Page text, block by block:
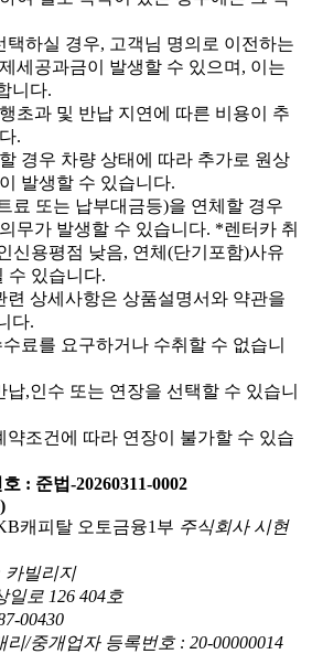
하실 경우, 고객님 명의로 이전하는
세공과금이 발생할 수 있으며, 이는
니다.
초과 및 반납 지연에 따른 비용이 추
.
경우 차량 상태에 따라 추가로 원상
발생할 수 있습니다.
료 또는 납부대금등)을 연체할 경우
무가 발생할 수 있습니다. *렌터카 취
신용평점 낮음, 연체(단기포함)사유
수 있습니다.
상세사항은 상품설명서와 약관을
다.
료를 요구하거나 수취할 수 없습니
,인수 또는 연장을 선택할 수 있습니
조건에 따라 연장이 불가할 수 있습
: 준법-20260311-0002
캐피탈 오토금융1부 주식회사 시현
카빌리지
일로 126 404호
00430
/중개업자 등록번호 : 20-00000014